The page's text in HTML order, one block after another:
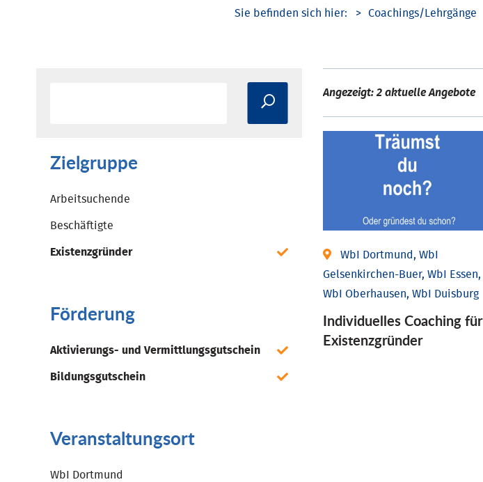
Coachings/­Lehrgänge
Zielgruppe
Arbeitsuchende
Beschäftigte
Existenzgründer
Förderung
Aktivierungs- und Vermittlungsgutschein
Bildungsgutschein
Veranstaltungsort
WbI Dortmund
Angezeigt: 2 aktuelle Angebote
WbI Dortmund, WbI
Gelsenkirchen-Buer, WbI Essen,
WbI Oberhausen, WbI Duisburg
Individu­elles Coaching für
Existenz­gründer